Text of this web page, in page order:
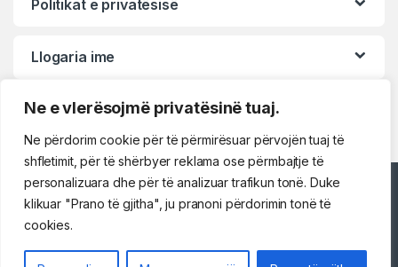
Ne e vlerësojmë privatësinë tuaj.
Ne përdorim cookie për të përmirësuar përvojën tuaj të
shfletimit, për të shërbyer reklama ose përmbajtje të
personalizuara dhe për të analizuar trafikun tonë. Duke
klikuar "Prano të gjitha", ju pranoni përdorimin tonë të
cookies.
Politikat e privatësisë
Llogaria ime
Përshëndetje!